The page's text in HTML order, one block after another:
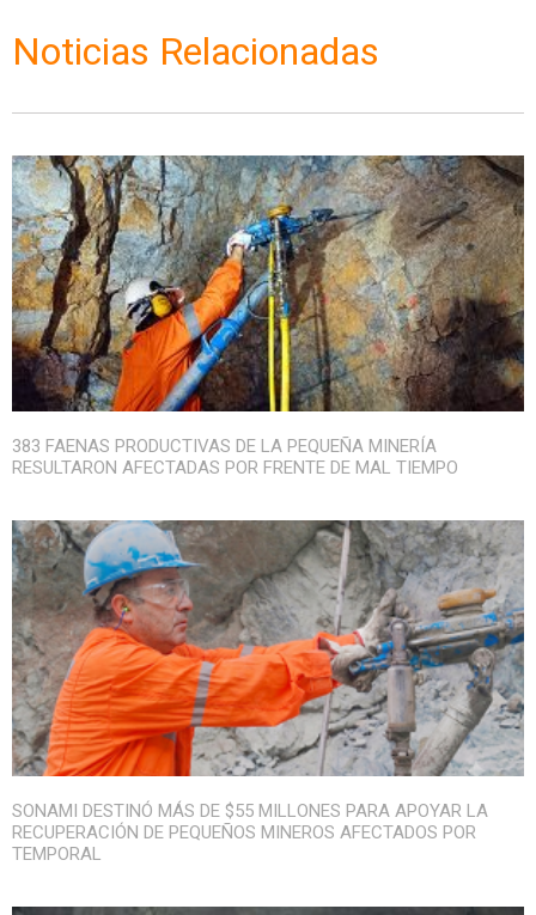
Noticias Relacionadas
383 FAENAS PRODUCTIVAS DE LA PEQUEÑA MINERÍA
RESULTARON AFECTADAS POR FRENTE DE MAL TIEMPO
SONAMI DESTINÓ MÁS DE $55 MILLONES PARA APOYAR LA
RECUPERACIÓN DE PEQUEÑOS MINEROS AFECTADOS POR
TEMPORAL